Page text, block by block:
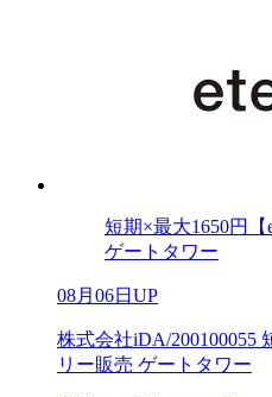
短期×最大1650円
ゲートタワー
08月06日UP
株式会社iDA/200100055
リー販売 ゲートタワー